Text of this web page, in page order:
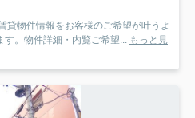
貸物件情報をお客様のご希望が叶うよ
す。物件詳細・内覧ご希望... もっと見